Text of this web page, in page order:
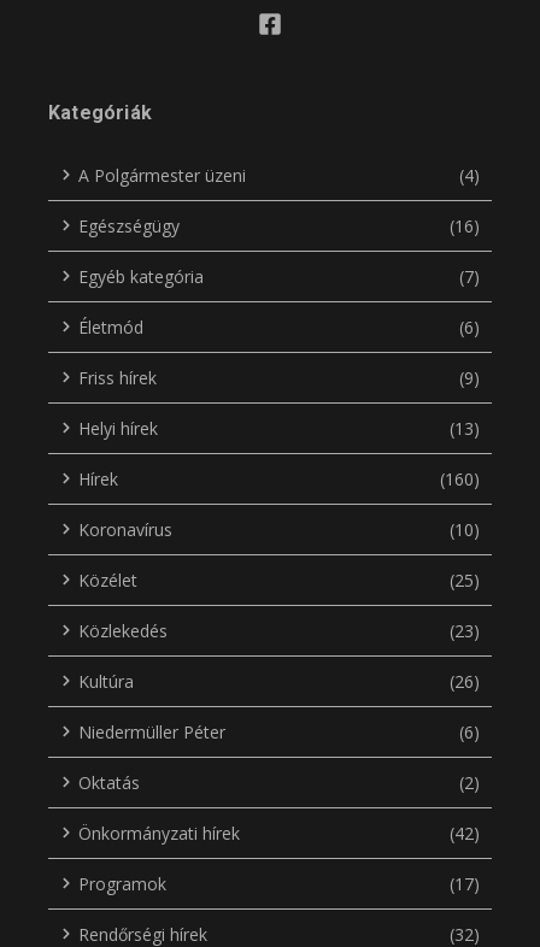
Kategóriák
A Polgármester üzeni (4)
Egészségügy (16)
Egyéb kategória (7)
Életmód (6)
Friss hírek (9)
Helyi hírek (13)
Hírek (160)
Koronavírus (10)
Közélet (25)
Közlekedés (23)
Kultúra (26)
Niedermüller Péter (6)
Oktatás (2)
Önkormányzati hírek (42)
Programok (17)
Rendőrségi hírek (32)